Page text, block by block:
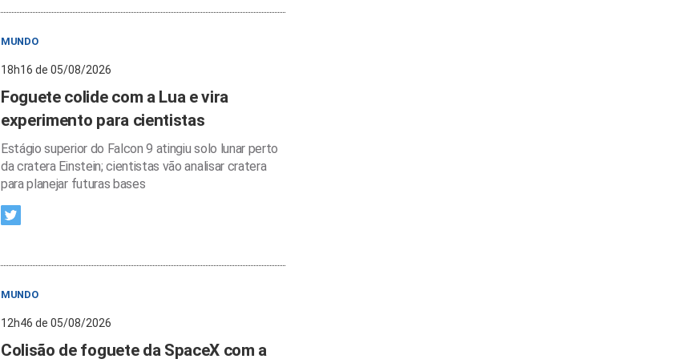
MUNDO
18h16 de 05/08/2026
Foguete colide com a Lua e vira
experimento para cientistas
Estágio superior do Falcon 9 atingiu solo lunar perto
da cratera Einstein; cientistas vão analisar cratera
para planejar futuras bases
MUNDO
12h46 de 05/08/2026
Colisão de foguete da SpaceX com a